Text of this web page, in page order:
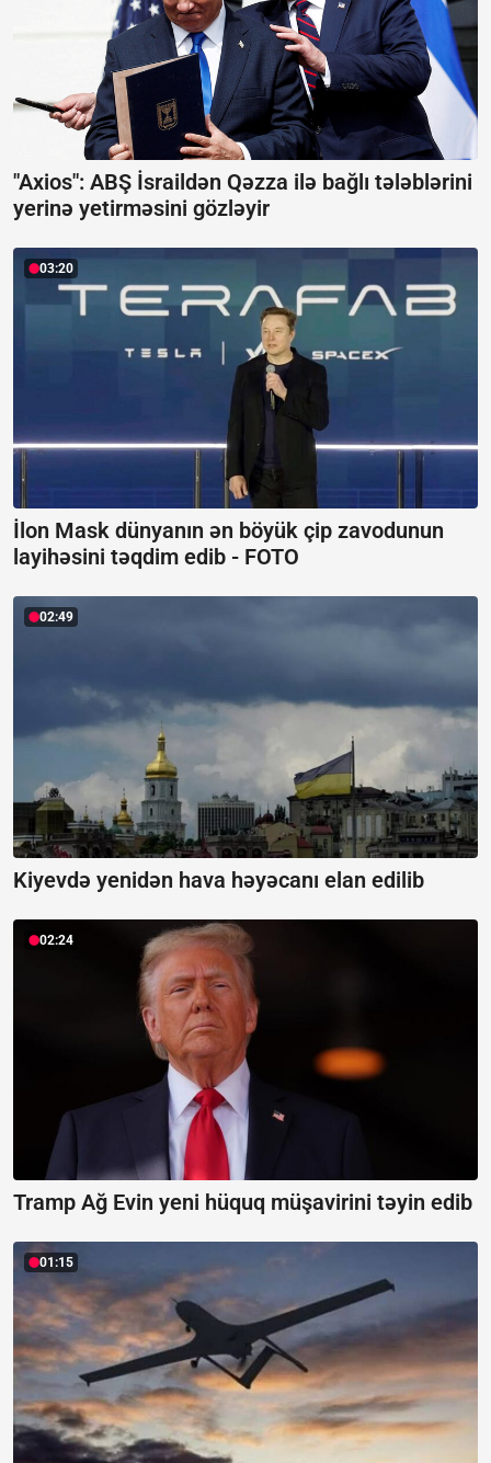
"Axios": ABŞ İsraildən Qəzza ilə bağlı tələblərini
yerinə yetirməsini gözləyir
03:20
İlon Mask dünyanın ən böyük çip zavodunun
layihəsini təqdim edib - FOTO
02:49
Kiyevdə yenidən hava həyəcanı elan edilib
02:24
Tramp Ağ Evin yeni hüquq müşavirini təyin edib
01:15